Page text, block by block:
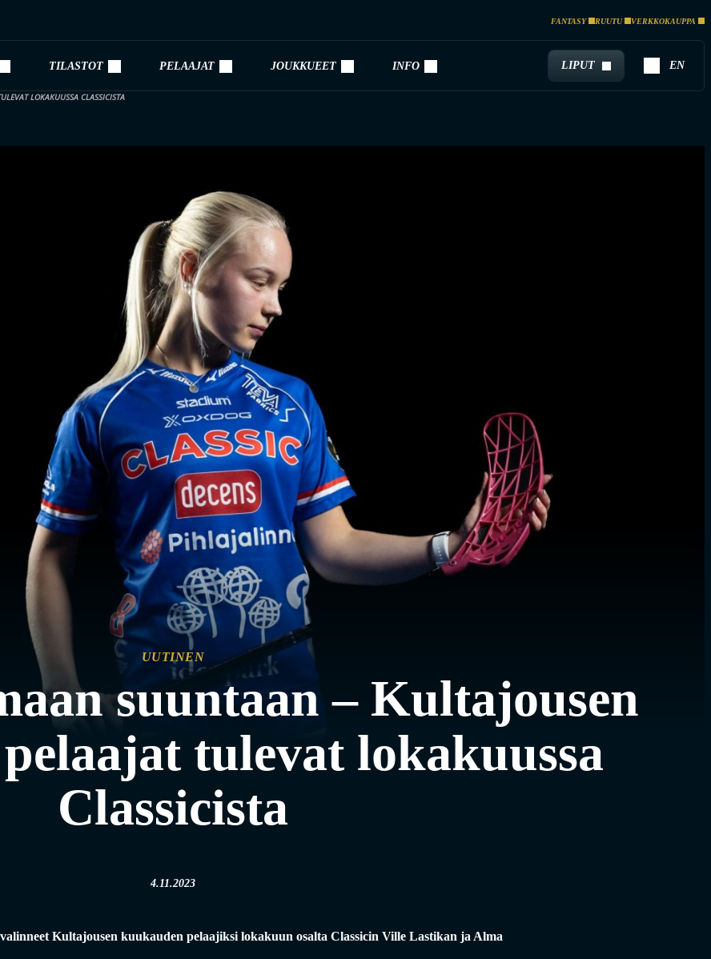
FANTASY RUUTU VERKKOKAUPPA
TILASTOT PELAAJAT JOUKKUEET INFO LIPUT EN
LOKAKUUSSA CLASSICISTA
UUTINEN
suuntaan – Kultajousen
tulevat lokakuussa
Classicista
4.11.2023
Kultajousen kuukauden pelaajiksi lokakuun osalta Classicin Ville Lastikan ja Alma